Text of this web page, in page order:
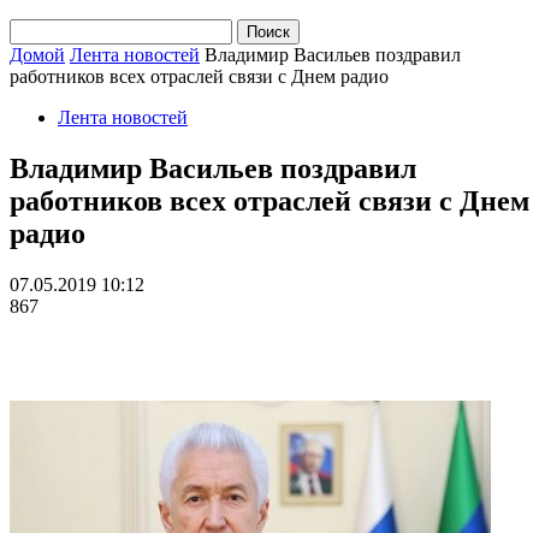
Домой Лента новостей Владимир Васильев поздравил
работников всех отраслей связи с Днем радио
Лента новостей
Владимир Васильев поздравил
работников всех отраслей связи с Днем
радио
07.05.2019 10:12
867